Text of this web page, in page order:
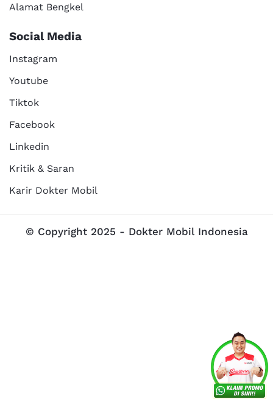
Alamat Bengkel
Social Media
Instagram
Youtube
Tiktok
Facebook
Linkedin
Kritik & Saran
Karir Dokter Mobil
© Copyright 2025 - Dokter Mobil Indonesia